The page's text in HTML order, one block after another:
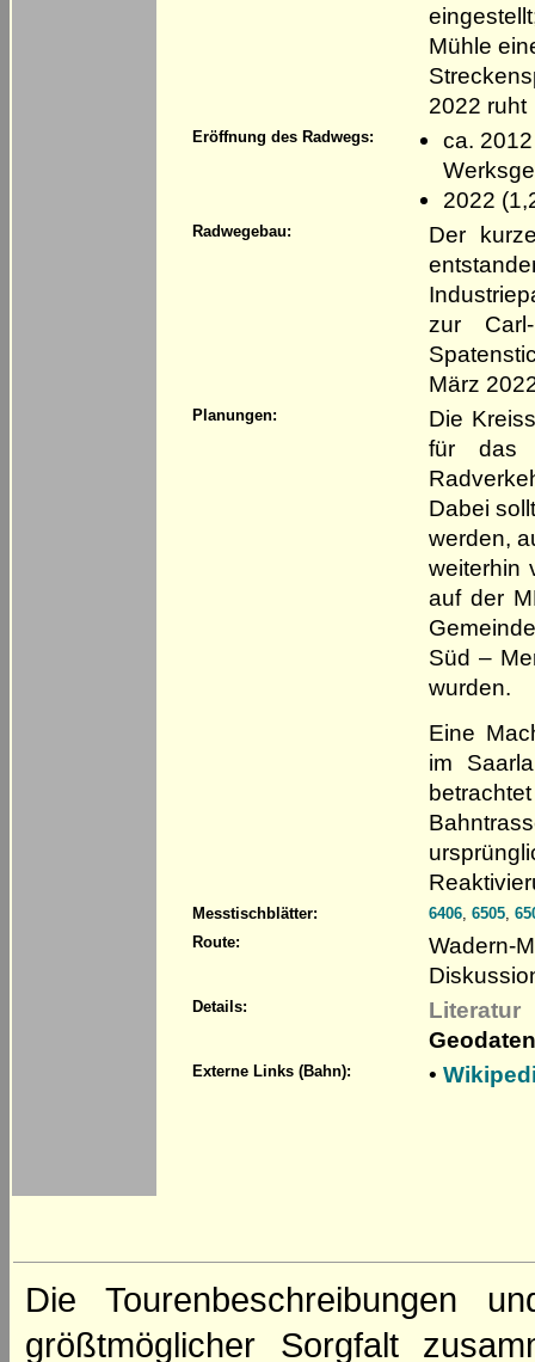
Mühle
2022 ruht
Eröffnung des Radwegs:
ca.
2022
Radwegebau:
Der
zur
März
Planungen:
Die
für das
Dabei
werden,
weiterhin
auf der
Süd –
wurden.
Eine
im
Messtischblätter: 6406 6505
Route:
Wadern-
Details:
Literatur
Externe Links (Bahn): •
Die Tourenbeschreibungen
größtmöglicher Sorgfalt